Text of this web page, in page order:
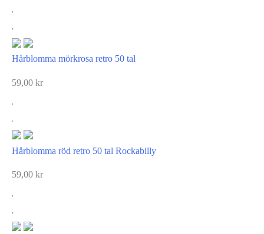
Hårblomma mörkrosa retro 50 tal
59,00 kr
Hårblomma röd retro 50 tal Rockabilly
59,00 kr